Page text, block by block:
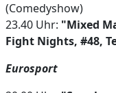
(Comedyshow)
23.40 Uhr: "Mixed
Fight Nights, #48,
Eurosport